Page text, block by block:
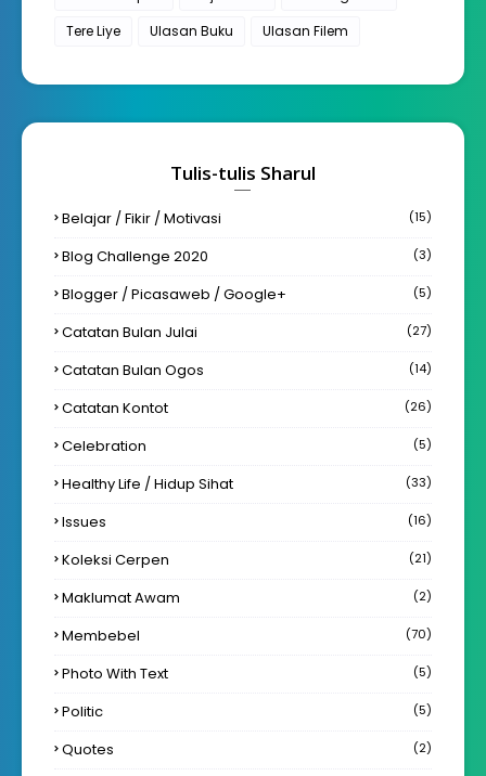
Tere Liye
Ulasan Buku Ulasan Filem
Tulis-tulis Sharul
Belajar / Fikir / Motivasi (15)
Blog Challenge 2020 (3)
Blogger / Picasaweb / Google+ (5)
Catatan Bulan Julai (27)
Catatan Bulan Ogos (14)
Catatan Kontot (26)
Celebration (5)
Healthy Life / Hidup Sihat (33)
Issues (16)
Koleksi Cerpen (21)
Maklumat Awam (2)
Membebel (70)
Photo With Text (5)
Politic (5)
Quotes (2)